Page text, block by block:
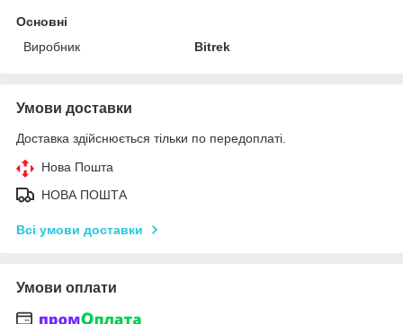
Основні
Виробник
Bitrek
Умови доставки
Доставка здійснюється тільки по передоплаті.
Нова Пошта
НОВА ПОШТА
Всі умови доставки
Умови оплати